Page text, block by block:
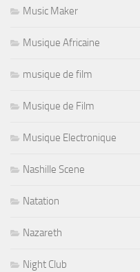
Music Maker
Musique Africaine
musique de film
Musique de Film
Musique Electronique
Nashille Scene
Natation
Nazareth
Night Club